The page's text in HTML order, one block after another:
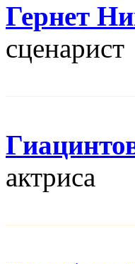
Гернет
сценарист
актриса